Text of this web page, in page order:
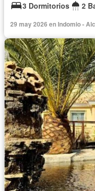
3 Dormitorios
2
29 may 2026 en Indomio -